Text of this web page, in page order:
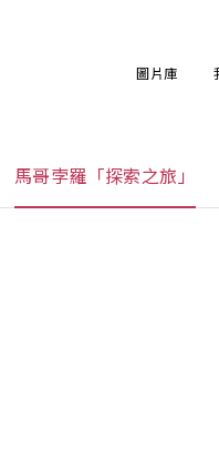
圖片庫
馬哥孛羅「探索之旅」